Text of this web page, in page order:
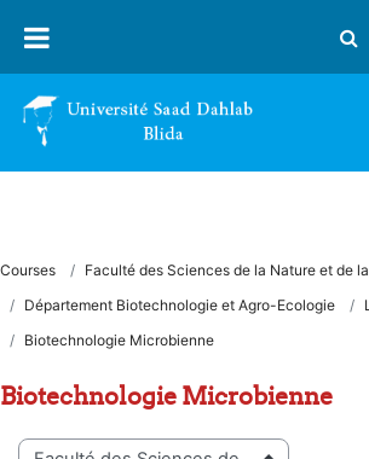
Courses
Faculté des Sciences de la Nature et de
Département Biotechnologie et Agro-Ecologie
Biotechnologie Microbienne
Biotechnologie Microbienne